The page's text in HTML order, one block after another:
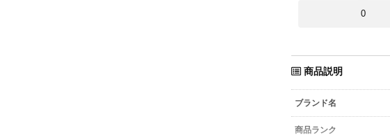
0
商品説明
ブランド名
商品ランク